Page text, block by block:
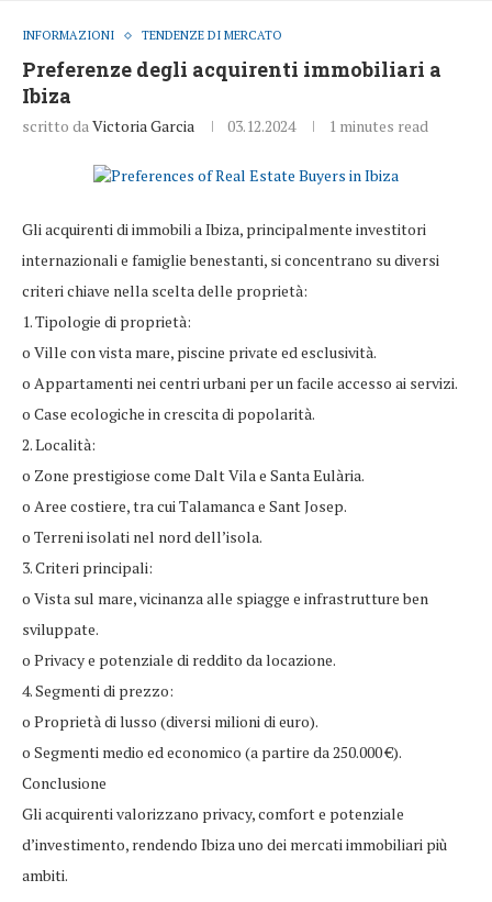
INFORMAZIONI TENDENZE DI MERCATO
Preferenze degli acquirenti immobiliari a
Ibiza
scritto daVictoria Garcia 03.12.2024 1 minutes read
Gli acquirenti di immobili a Ibiza, principalmente investitori
internazionali e famiglie benestanti, si concentrano su diversi
criteri chiave nella scelta delle proprietà:
1. Tipologie di proprietà:
o Ville con vista mare, piscine private ed esclusività.
o Appartamenti nei centri urbani per un facile accesso ai servizi.
o Case ecologiche in crescita di popolarità.
2. Località:
o Zone prestigiose come Dalt Vila e Santa Eulària.
o Aree costiere, tra cui Talamanca e Sant Josep.
o Terreni isolati nel nord dell’isola.
3. Criteri principali:
o Vista sul mare, vicinanza alle spiagge e infrastrutture ben
sviluppate.
o Privacy e potenziale di reddito da locazione.
4. Segmenti di prezzo:
o Proprietà di lusso (diversi milioni di euro).
o Segmenti medio ed economico (a partire da 250.000 €).
Conclusione
Gli acquirenti valorizzano privacy, comfort e potenziale
d’investimento, rendendo Ibiza uno dei mercati immobiliari più
ambiti.